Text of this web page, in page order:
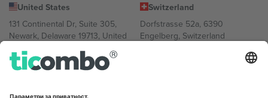
United States
131 Continental Dr, Suite 305,
Newark, Delaware 19713, United
Switzerland
Dorfstrasse 52a, 6390
Engelberg, Switzerland
Bulgaria